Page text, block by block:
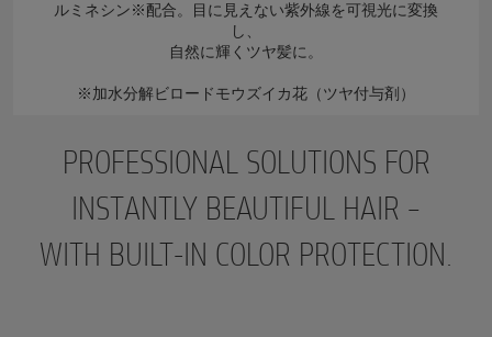
ルミネシン※配合。目に見えない紫外線を可視光に変換
し、
自然に輝くツヤ髪に。
※加水分解ビロードモウズイカ花（ツヤ付与剤）
PROFESSIONAL SOLUTIONS FOR
INSTANTLY BEAUTIFUL HAIR –
WITH BUILT-IN COLOR PROTECTION.